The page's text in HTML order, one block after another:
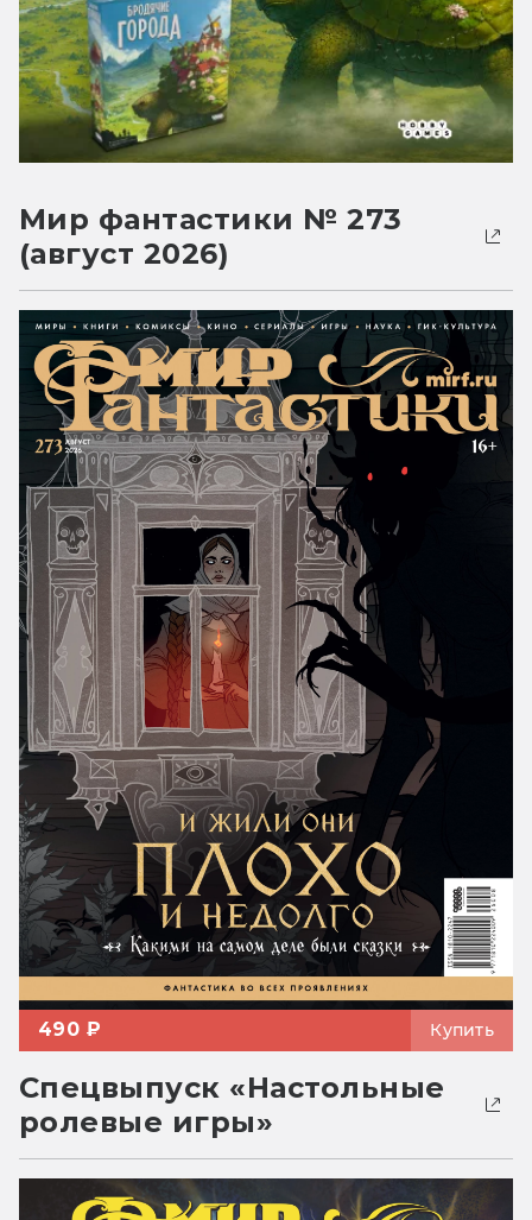
Мир фантастики № 273
(август 2026)
490 ₽ Купить
Спецвыпуск «Настольные
ролевые игры»